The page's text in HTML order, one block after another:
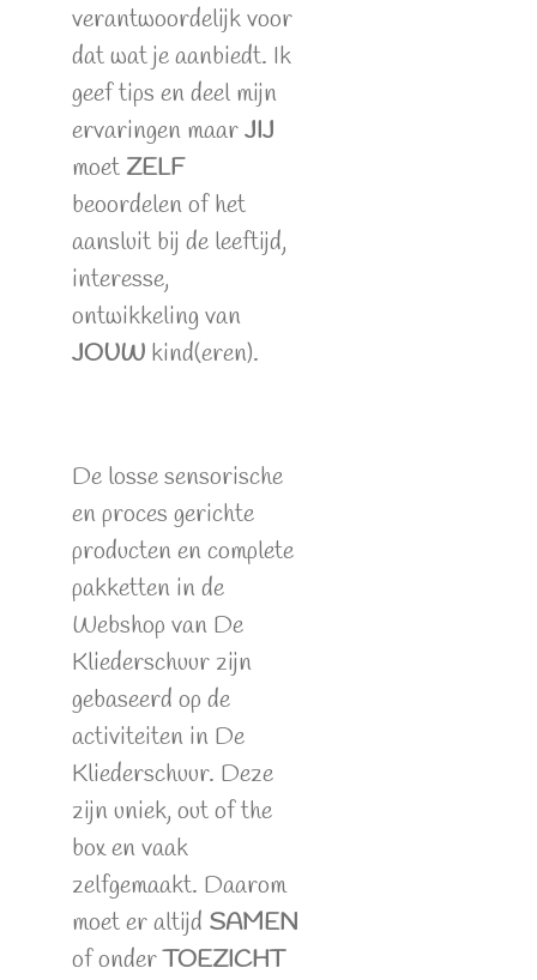
verantwoordelijk voor
dat wat je aanbiedt. Ik
geef tips en deel mijn
ervaringen maarJIJ
moet ZELF
beoordelen of het
aansluit bij de leeftijd,
interesse,
ontwikkeling van
JOUW kind(eren).
De losse sensorische
en proces gerichte
producten en complete
pakketten in de
Webshop van De
Kliederschuur zijn
gebaseerd op de
activiteiten in De
Kliederschuur. Deze
zijn uniek, out of the
box en vaak
zelfgemaakt. Daarom
moet er altijd SAMEN
of onderTOEZICHT